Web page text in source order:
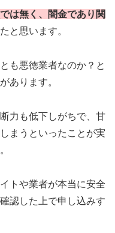
は無く、闇金であり関
と思います。
も悪徳業者なのか？と
あります。
力も低下しがちで、甘
まうといったことが実
トや業者が本当に安全
認した上で申し込みす